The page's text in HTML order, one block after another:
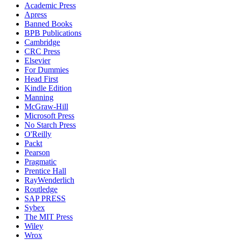
Academic Press
Apress
Banned Books
BPB Publications
Cambridge
CRC Press
Elsevier
For Dummies
Head First
Kindle Edition
Manning
McGraw-Hill
Microsoft Press
No Starch Press
O'Reilly
Packt
Pearson
Pragmatic
Prentice Hall
RayWenderlich
Routledge
SAP PRESS
Sybex
The MIT Press
Wiley
Wrox